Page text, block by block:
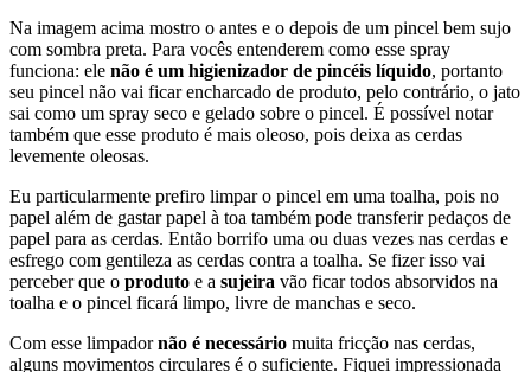
Na imagem acima mostro o antes e o depois de um pincel bem sujo
com sombra preta. Para vocês entenderem como esse spray
funciona: ele não é um higienizador de pincéis líquido, portanto
seu pincel não vai ficar encharcado de produto, pelo contrário, o jato
sai como um spray seco e gelado sobre o pincel. É possível notar
também que esse produto é mais oleoso, pois deixa as cerdas
levemente oleosas.
Eu particularmente prefiro limpar o pincel em uma toalha, pois no
papel além de gastar papel à toa também pode transferir pedaços de
papel para as cerdas. Então borrifo uma ou duas vezes nas cerdas e
esfrego com gentileza as cerdas contra a toalha. Se fizer isso vai
perceber que o produto e a sujeira vão ficar todos absorvidos na
toalha e o pincel ficará limpo, livre de manchas e seco.
Com esse limpadornão é necessário muita fricção nas cerdas,
alguns movimentos circulares é o suficiente. Fiquei impressionada